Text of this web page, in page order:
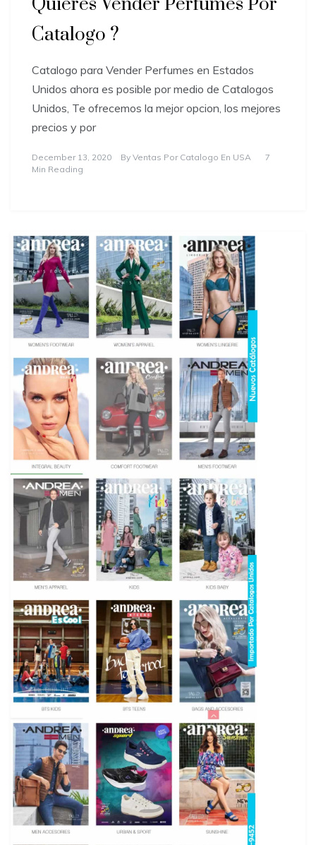
Catalogo ?
Catalogo para Vender Perfumes en Estados
Unidos ahora es posible por medio de Catalogos
Unidos, Te ofrecemos la mejor opcion, los mejores
precios y por
December 13, 2020 By Ventas Por Catalogo En USA
7
Min Reading